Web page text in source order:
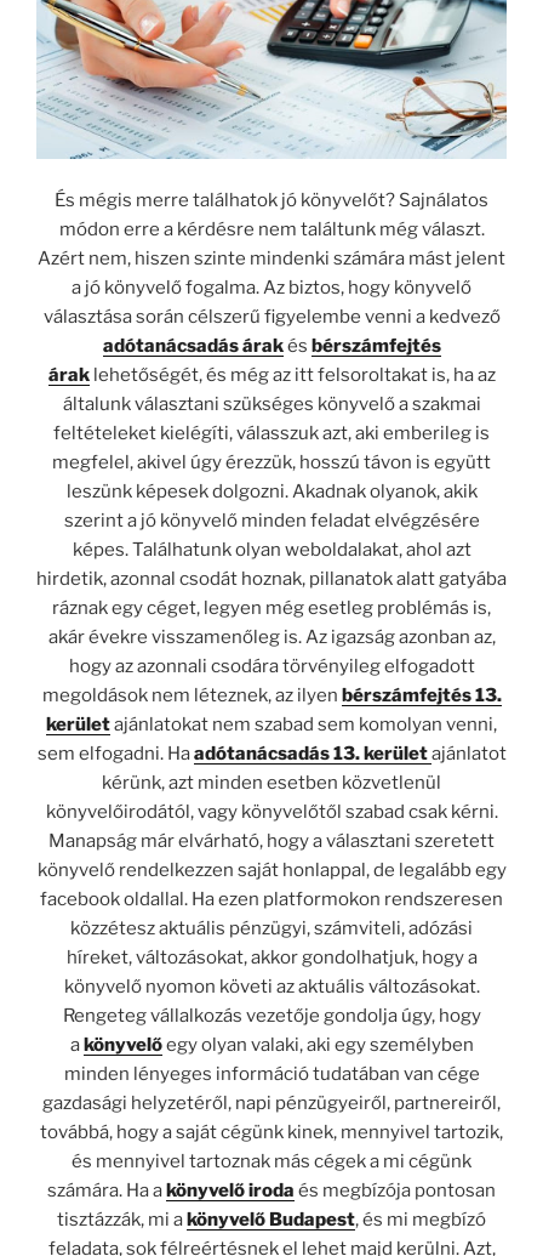
És mégis merre találhatok jó könyvelőt? Sajnálatos
módon erre a kérdésre nem találtunk még választ.
Azért nem, hiszen szinte mindenki számára mást jelent
a jó könyvelő fogalma. Az biztos, hogy könyvelő
választása során célszerű figyelembe venni a kedvező
adótanácsadás árakés bérszámfejtés
áraklehetőségét, és még az itt felsoroltakat is, ha az
általunk választani szükséges könyvelő a szakmai
feltételeket kielégíti, válasszuk azt, aki emberileg is
megfelel, akivel úgy érezzük, hosszú távon is együtt
leszünk képesek dolgozni. Akadnak olyanok, akik
szerint a jó könyvelő minden feladat elvégzésére
képes. Találhatunk olyan weboldalakat, ahol azt
hirdetik, azonnal csodát hoznak, pillanatok alatt gatyába
ráznak egy céget, legyen még esetleg problémás is,
akár évekre visszamenőleg is. Az igazság azonban az,
hogy az azonnali csodára törvényileg elfogadott
megoldások nem léteznek, az ilyen bérszámfejtés 13.
kerületajánlatokat nem szabad sem komolyan venni,
sem elfogadni. Haadótanácsadás 13. kerületajánlatot
kérünk, azt minden esetben közvetlenül
könyvelőirodától, vagy könyvelőtől szabad csak kérni.
Manapság már elvárható, hogy a választani szeretett
könyvelő rendelkezzen saját honlappal, de legalább egy
facebook oldallal. Ha ezen platformokon rendszeresen
közzétesz aktuális pénzügyi, számviteli, adózási
híreket, változásokat, akkor gondolhatjuk, hogy a
könyvelő nyomon követi az aktuális változásokat.
Rengeteg vállalkozás vezetője gondolja úgy, hogy
akönyvelőegy olyan valaki, aki egy személyben
minden lényeges információ tudatában van cége
gazdasági helyzetéről, napi pénzügyeiről, partnereiről,
továbbá, hogy a saját cégünk kinek, mennyivel tartozik,
és mennyivel tartoznak más cégek a mi cégünk
számára. Ha akönyvelő iroda és megbízója pontosan
tisztázzák, mi akönyvelő Budapest, és mi megbízó
feladata, sok félreértésnek el lehet majd kerülni. Azt,